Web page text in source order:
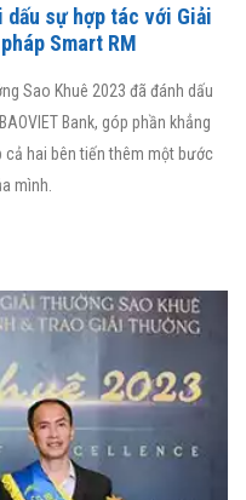
dấu sự hợp tác với Giải
Smart RM
Sao Khuê 2023 đã đánh dấu
Bank, góp phần khẳng
cả hai bên tiến thêm một bước
mình.